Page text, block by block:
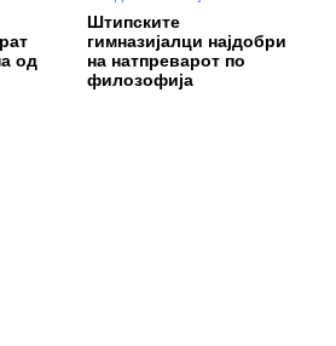
од
Штипските
гимназијалци најдобри
на натпреварот по
филозофија